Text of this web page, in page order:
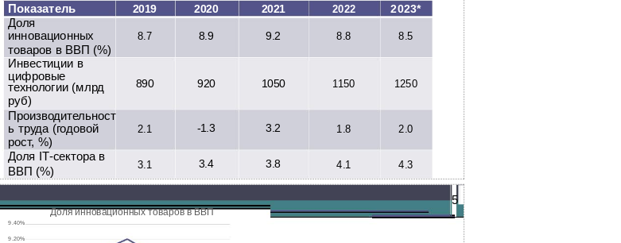
Показатель 2019 2020 2021 2022 2023*
Доля
8.7 8.9 9.2 8.8 8.5
инновационных
товаров в ВВП (%)
Инвестиции в
цифровые
890 920 1050 1150 1250
технологии (млрд
руб)
Производительност
2.1 -1.3 3.2 1.8 2.0
ь труда (годовой
рост, %)
Доля IT-сектора в
3.1 3.4 3.8 4.1 4.3
ВВП (%)
9.40%
9.20%
5
Доля инновационных товаров в ВВП